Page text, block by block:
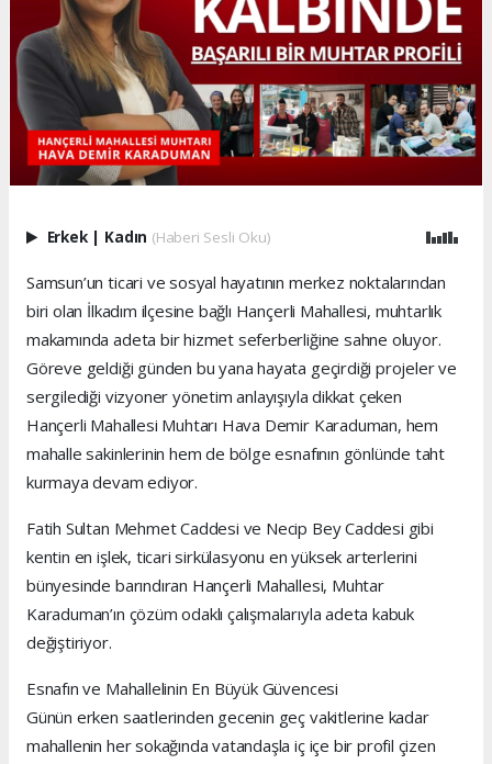
Erkek Kadın (Haberi Sesli Oku)
Samsun’un ticari ve sosyal hayatının merkez noktalarından
biri olan İlkadım ilçesine bağlı Hançerli Mahallesi, muhtarlık
makamında adeta bir hizmet seferberliğine sahne oluyor.
Göreve geldiği günden bu yana hayata geçirdiği projeler ve
sergilediği vizyoner yönetim anlayışıyla dikkat çeken
Hançerli Mahallesi Muhtarı Hava Demir Karaduman, hem
mahalle sakinlerinin hem de bölge esnafının gönlünde taht
kurmaya devam ediyor.
Fatih Sultan Mehmet Caddesi ve Necip Bey Caddesi gibi
kentin en işlek, ticari sirkülasyonu en yüksek arterlerini
bünyesinde barındıran Hançerli Mahallesi, Muhtar
Karaduman’ın çözüm odaklı çalışmalarıyla adeta kabuk
değiştiriyor.
Esnafın ve Mahallelinin En Büyük Güvencesi
Günün erken saatlerinden gecenin geç vakitlerine kadar
mahallenin her sokağında vatandaşla iç içe bir profil çizen